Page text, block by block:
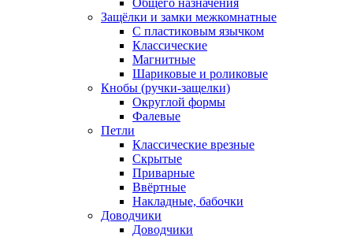
Общего назначения
Защёлки и замки межкомнатные
С пластиковым язычком
Классические
Магнитные
Шариковые и роликовые
Кнобы (ручки-защелки)
Округлой формы
Фалевые
Петли
Классические врезные
Скрытые
Приварные
Ввёртные
Накладные, бабочки
Доводчики
Доводчики